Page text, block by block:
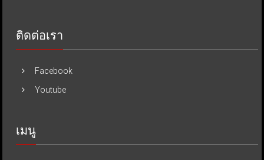
ติดต่อเรา
Facebook
Youtube
เมนู